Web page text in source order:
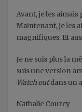
Avant, je les aimais
Maintenant, je les
magnifiques. Et
Je ne suis plus la
suis une version
Watch outdans un
Nathalie Courcy